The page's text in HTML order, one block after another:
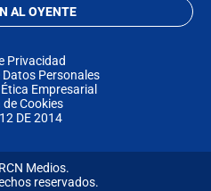
AL OYENTE
Privacidad
Personales
Empresarial
Cookies
DE 2014
Medios.
reservados.